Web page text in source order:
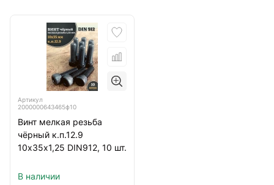
Артикул
2000000643465ф10
Винт мелкая резьба
чёрный к.п.12.9
10х35х1,25 DIN912, 10 шт.
В наличии